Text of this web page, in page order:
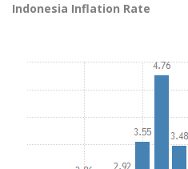
Indonesia Inflation Rate